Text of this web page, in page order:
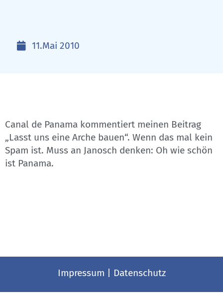
11.Mai 2010
Canal de Panama kommentiert meinen Beitrag
„Lasst uns eine Arche bauen“. Wenn das mal kein
Spam ist. Muss an Janosch denken: Oh wie schön
ist Panama.
Impressum Datenschutz